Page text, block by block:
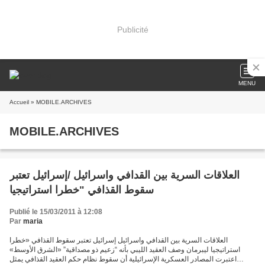
Publicité
MENU
Accueil » MOBILE.ARCHIVES
MOBILE.ARCHIVES
العلاقات السرية بين القدافي واسرائيل /إسرائيل تعتبر
سقوط القذافي "خطرا استراتيجيا
Publié le 15/03/2011 à 12:08
Par maria
العلاقات السرية بين القدافي واسرائيل إسرائيل تعتبر سقوط القذافي «خطرا
استراتيجيا ليبرمان وصف العقيد الليبي بأنه “زعيم ذو مصداقية” «الشرق الأوسط»
اعتبرت المصادر العسكرية الإسرائيلية أن سقوط نظام حكم العقيد القذافي يمثل